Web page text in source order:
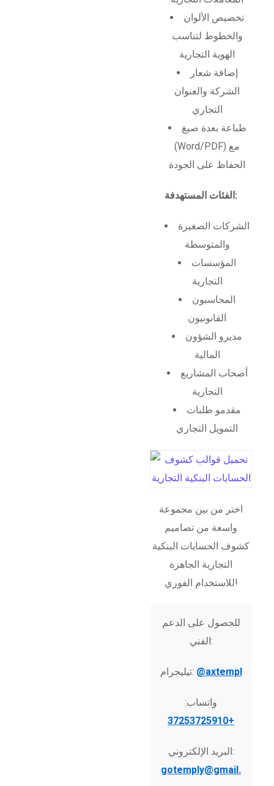
تخصيص الألوان
والخطوط لتناسب
الهوية التجارية
إضافة شعار
الشركة والعنوان
التجاري
طباعة بعدة صيغ
(Word/PDF) مع
الحفاظ على الجودة
الفئات المستهدفة:
الشركات الصغيرة
والمتوسطة
المؤسسات
التجارية
المحاسبون
القانونيون
مديرو الشؤون
المالية
أصحاب المشاريع
التجارية
مقدمو طلبات
التمويل التجاري
اختر من بين مجموعة
واسعة من تصاميم
كشوف الحسابات البنكية
التجارية الجاهزة
للاستخدام الفوري!
للحصول على الدعم
الفني:
تيليجرام: @axtempl
واتساب:
+37253725910
البريد الإلكتروني:
gotemply@gmail.